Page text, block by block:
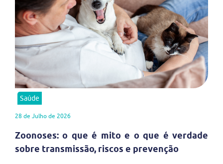
Saúde
28 de Julho de 2026
Zoonoses: o que é mito e o que é verdade
sobre transmissão, riscos e prevenção